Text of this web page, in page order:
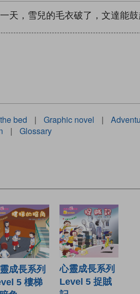
天，雪兒的毛衣破了，文達能
bed | Graphic novel |
| Glossary
成長系列
5 樓梯
心靈成長系列
Level 5 捉賊